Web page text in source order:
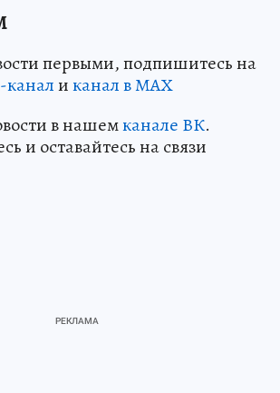
первыми, подпишитесь на
каналиканал в МАХ
в нашемканале ВК.
и оставайтесь на связи